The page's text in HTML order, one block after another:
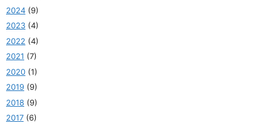
2024 (9)
2023 (4)
2022 (4)
2021 (7)
2020 (1)
2019 (9)
2018 (9)
2017 (6)